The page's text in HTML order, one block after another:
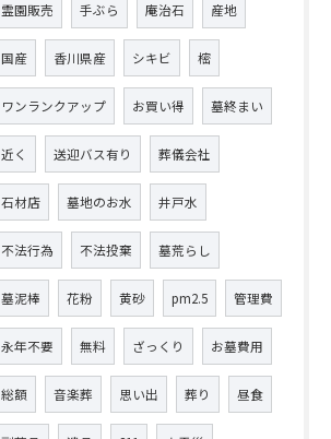
霊園販売 手ぶら 庵治石 産地
国産 香川県産 シキビ 樒
ワンランクアップ お買い得 墓終まい
近く 送迎バス有り 葬儀会社
石材店 墓地のお水 井戸水
不法行為 不法投棄 墓荒らし
墓泥棒 花粉 黄砂 pm2.5 管理費
永年不要 無料 ざっくり お墓費用
総額 音楽葬 思い出 葬り 昼食